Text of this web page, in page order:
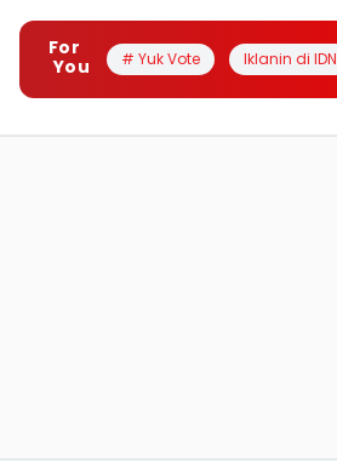
For
You
# Yuk Vote Iklanin di IDN